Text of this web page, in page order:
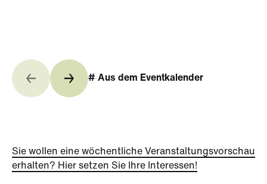
# Aus dem Eventkalender
Sie wollen eine wöchentliche Veranstaltungsvorschau
erhalten? Hier setzen Sie Ihre Interessen!